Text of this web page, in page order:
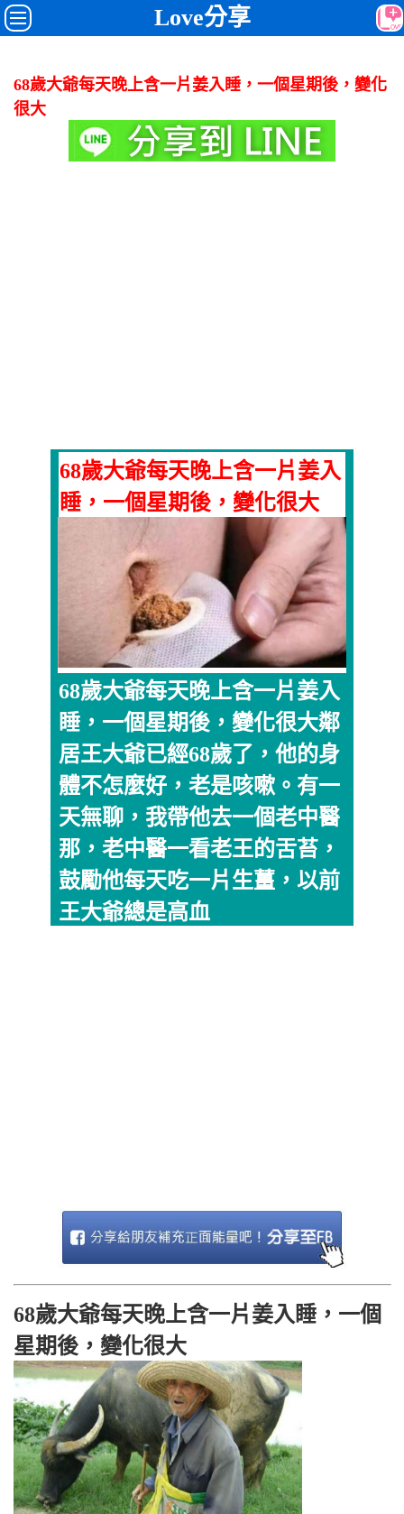
Love分享
68歲大爺每天晚上含一片姜入睡，一個星期後，變化
很大
68歲大爺每天晚上含一片姜入
睡，一個星期後，變化很大
68歲大爺每天晚上含一片姜入
睡，一個星期後，變化很大鄰
居王大爺已經68歲了，他的身
體不怎麼好，老是咳嗽。有一
天無聊，我帶他去一個老中醫
那，老中醫一看老王的舌苔，
鼓勵他每天吃一片生薑，以前
王大爺總是高血
68歲大爺每天晚上含一片姜入睡，一個
星期後，變化很大